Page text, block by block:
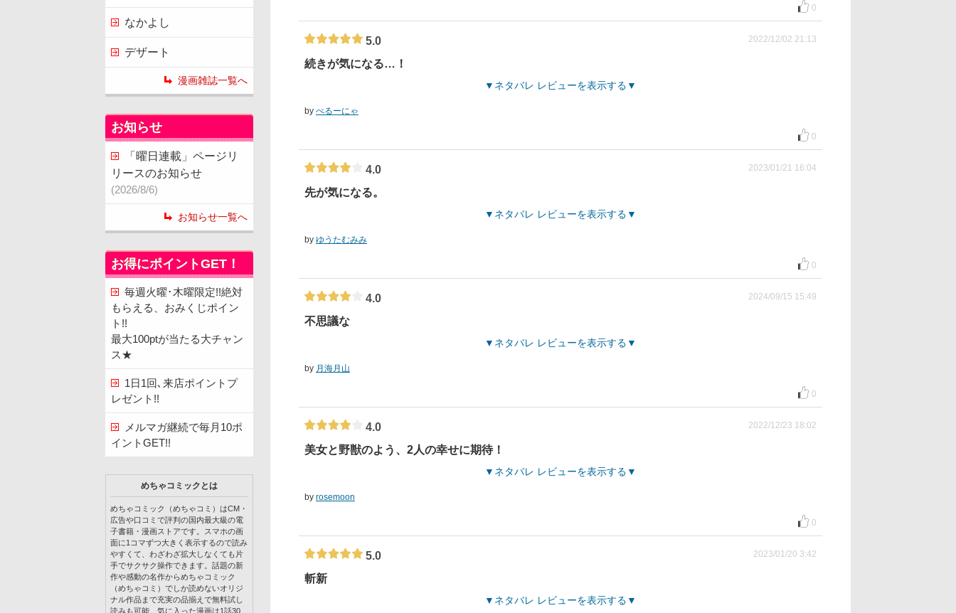
0
5.0 2022/12/02 21:13
続きが気になる…！
ネタバレ レビューを表示する
by ぺるーにゃ
0
4.0 2023/01/21 16:04
先が気になる。
ネタバレ レビューを表示する
by ゆうたむみみ
0
4.0 2024/09/15 15:49
不思議な
ネタバレ レビューを表示する
by 月海月山
0
4.0 2022/12/23 18:02
美女と野獣のよう、2人の幸せに期待！
ネタバレ レビューを表示する
by rosemoon
0
5.0 2023/01/20 3:42
斬新
ネタバレ レビューを表示する
なかよし
デザート
漫画雑誌一覧へ
お知らせ
「曜日連載」ページリ
リースのお知らせ
(2026/8/6)
お知らせ一覧へ
お得にポイントGET！
毎週火曜･木曜限定!!絶対
もらえる、おみくじポイン
ト!!
最大100ptが当たる大チャン
ス★
1日1回､来店ポイントプ
レゼント!!
メルマガ継続で毎月10ポ
イントGET!!
めちゃコミックとは
めちゃコミック（めちゃコミ）はCM・
広告や口コミで評判の国内最大級の電
子書籍・漫画ストアです。スマホの画
面に1コマずつ大きく表示するので読み
やすくて、わざわざ拡大しなくても片
手でサクサク操作できます。話題の新
作や感動の名作からめちゃコミック
（めちゃコミ）でしか読めないオリジ
ナル作品まで充実の品揃えで無料試し
読みも可能。気に入った漫画は1話30